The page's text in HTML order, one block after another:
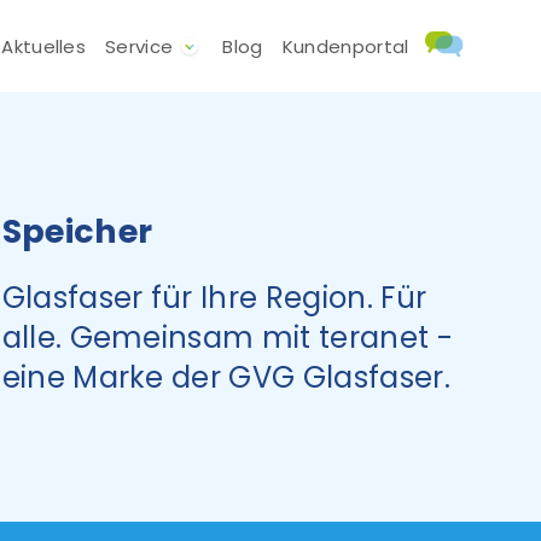
Aktuelles Service Blog Kundenportal
Speicher
Glasfaser für Ihre Region. Für
alle. Gemeinsam mit teranet -
eine Marke der GVG Glasfaser.